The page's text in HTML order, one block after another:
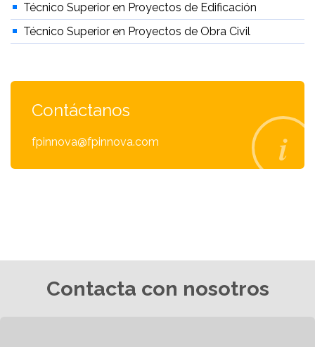
Técnico Superior en Proyectos de Edificación
Técnico Superior en Proyectos de Obra Civil
Contáctanos
fpinnova@fpinnova.com
Contacta con nosotros